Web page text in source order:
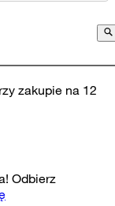
zakupie na 12
Odbierz